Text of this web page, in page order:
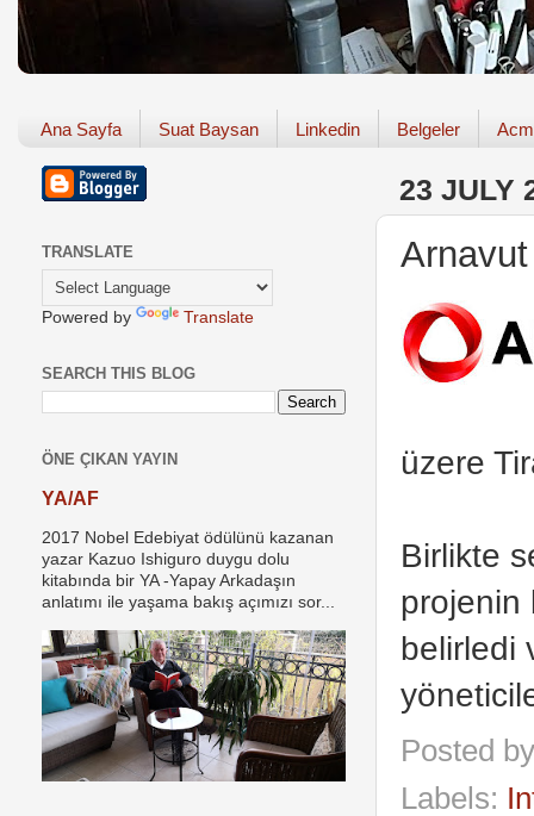
Ana Sayfa Suat Baysan Linkedin Belgeler
23 JULY
üzere
Birlikte
projenin
belirledi
Posted
Labels:
TRANSLATE
Powered by Translate
SEARCH THIS BLOG
ÖNE ÇIKAN YAYIN
YA/AF
2017 Nobel Edebiyat ödülünü kazanan
yazar Kazuo Ishiguro duygu dolu
kitabında bir YA -Yapay Arkadaşın
anlatımı ile yaşama bakış açımızı sor...